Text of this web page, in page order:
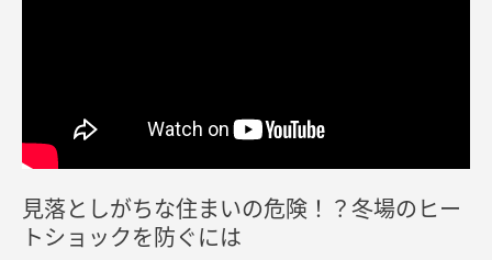
建築事例・建築実例
デザイナーズギャラリー
賃貸併用住宅
土地活用モデルルーム見学
ミサワリフォームとは
リフォームの流れ
複合開発・投資開発
複合開発事業（ASMACI-アスマチ-）
オーナーサポート
サポートメニュー
企業・IR情報
見落としがちな住まいの危険！？冬場のヒー
トショックを防ぐには